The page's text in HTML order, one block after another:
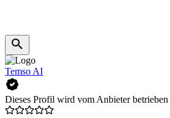
Temso AI
Dieses Profil wird vom Anbieter betrieben